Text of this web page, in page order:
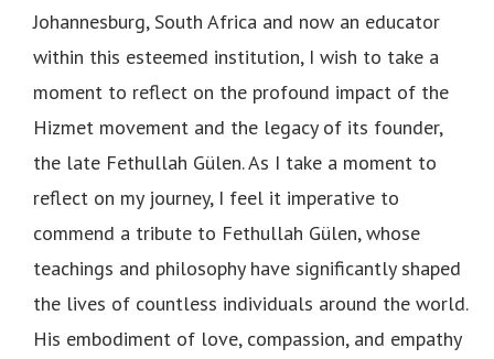
Johannesburg, South Africa and now an educator
within this esteemed institution, I wish to take a
moment to reflect on the profound impact of the
Hizmet movement and the legacy of its founder,
the late Fethullah Gülen. As I take a moment to
reflect on my journey, I feel it imperative to
commend a tribute to Fethullah Gülen, whose
teachings and philosophy have significantly shaped
the lives of countless individuals around the world.
His embodiment of love, compassion, and empathy